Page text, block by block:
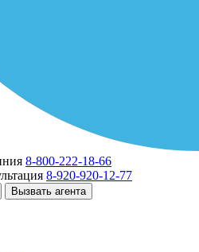
8-800-222-18-66
8-920-920-12-77
Вызвать агента